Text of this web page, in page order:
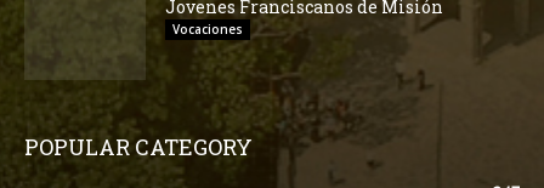
Jovenes Franciscanos de Misión
Vocaciones
POPULAR CATEGORY